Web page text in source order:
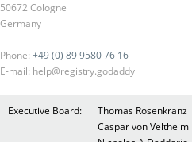
50672 Cologne
Germany
Phone: +49 (0) 89 9580 76 16
E-mail: help@registry.godaddy
Executive Board:
Thomas Rosenkranz
Caspar von Veltheim